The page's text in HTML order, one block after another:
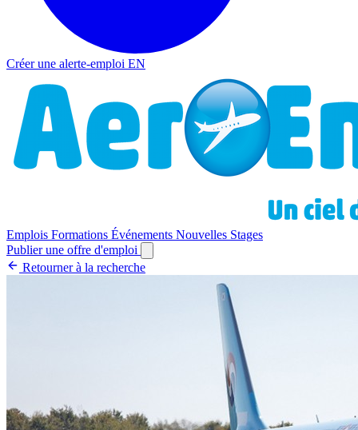
Créer une alerte-emploi EN
Emplois Formations Événements Nouvelles Stages
Publier une offre d'emploi
Retourner à la recherche